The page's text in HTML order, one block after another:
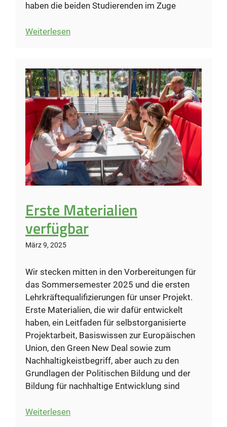
haben die beiden Studierenden im Zuge
Weiterlesen:
belegt
ersten
Platz
beim
Student
Design
Contest
der
Konferenz
“SLERD
Erste Materialien
verfügbar
März 9, 2025
Wir stecken mitten in den Vorbereitungen für
das Sommersemester 2025 und die ersten
Lehrkräftequalifizierungen für unser Projekt.
Erste Materialien, die wir dafür entwickelt
haben, ein Leitfaden für selbstorganisierte
Projektarbeit, Basiswissen zur Europäischen
Union, den Green New Deal sowie zum
Nachhaltigkeistbegriff, aber auch zu den
Grundlagen der Politischen Bildung und der
Bildung für nachhaltige Entwicklung sind
Weiterlesen: